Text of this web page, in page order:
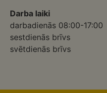
Darba laiki
darbadienās 08:00-17:00
sestdienās brīvs
svētdienās brīvs